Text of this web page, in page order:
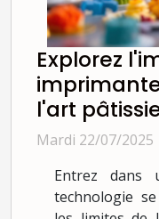
Explorez
l'art
Mardi 22/07/2025
Entrez
technologie